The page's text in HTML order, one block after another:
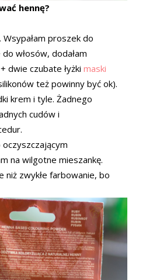
hennę?
Wsypałam proszek do
włosów, dodałam
dwie czubate łyżki maski
też powinny być ok).
krem i tyle. Żadnego
cudów i
oczyszczającym
na wilgotne mieszankę.
niż zwykłe farbowanie, bo